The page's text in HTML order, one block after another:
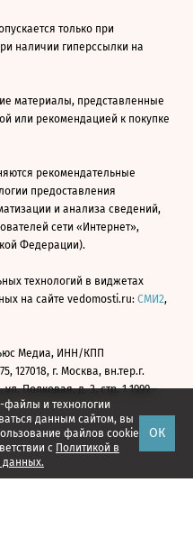
файлы и технологии
данным сайтом, вы
файлов cookie
с Политикой в
данных.
ОК
только при
наличии гиперссылки на
материалы, представленные
или рекомендацией к покупке
рекомендательные
предоставления
и анализа сведений,
сети «Интернет»,
Федерации).
технологий в виджетах
на сайте vedomosti.ru: СМИ2,
Медиа, ИНН/КПП
127018, г. Москва, вн.тер.г.
Полковая, д. 3, стр. 1 1999—